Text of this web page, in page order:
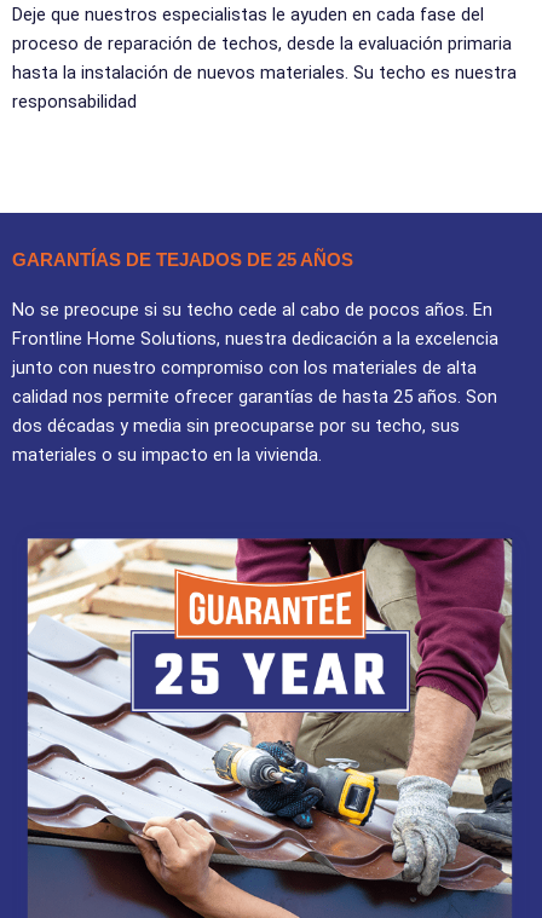
Deje que nuestros especialistas le ayuden en cada fase del
proceso de reparación de techos, desde la evaluación primaria
hasta la instalación de nuevos materiales. Su techo es nuestra
responsabilidad
GARANTÍAS DE TEJADOS DE 25 AÑOS
No se preocupe si su techo cede al cabo de pocos años. En
Frontline Home Solutions, nuestra dedicación a la excelencia
junto con nuestro compromiso con los materiales de alta
calidad nos permite ofrecer garantías de hasta 25 años. Son
dos décadas y media sin preocuparse por su techo, sus
materiales o su impacto en la vivienda.